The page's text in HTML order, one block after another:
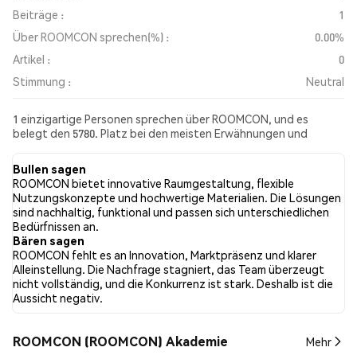
Beiträge :
1
Über ROOMCON sprechen(%) :
0.00%
Artikel :
0
Stimmung :
Neutral
1 einzigartige Personen sprechen über ROOMCON, und es
belegt den 5780. Platz bei den meisten Erwähnungen und
Stunden war die Stimmung gegenüber ROOMCON in allen
sozialen Medien Neutral. Schließlich wurden 0 Nachrichtenartikel
über ROOMCON veröffentlicht. Auf Twitter hatten 0.00% der
Tweets eine bullishe Stimmung im Vergleich zu 0.00% der
Tweets mit einer bärischen Stimmung über ROOMCON. 100.00%
der Tweets waren neutral gegenüber ROOMCON. Diese
Stimmungen basieren auf 1 Tweets.
Bullen sagen
ROOMCON bietet innovative Raumgestaltung, flexible
Nutzungskonzepte und hochwertige Materialien. Die Lösungen
sind nachhaltig, funktional und passen sich unterschiedlichen
Bedürfnissen an.
Bären sagen
ROOMCON fehlt es an Innovation, Marktpräsenz und klarer
Alleinstellung. Die Nachfrage stagniert, das Team überzeugt
nicht vollständig, und die Konkurrenz ist stark. Deshalb ist die
Aussicht negativ.
ROOMCON (ROOMCON) Akademie Mehr